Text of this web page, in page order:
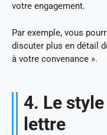
votre engagement.
Par exemple, vous
discuter plus en détail
à votre convenance ».
4. Le
lettre